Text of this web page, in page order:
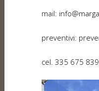
mail:
preventivi:
cel. 335 675